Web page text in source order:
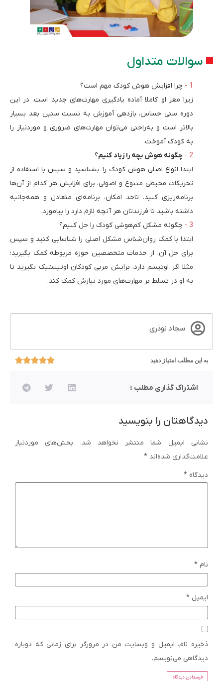
سوالات متداول
چرا افزایش هوش کودک مهم است؟
زیرا مغز او کاملا آماده یادگیری مهارت‌های جدید است. در این
دوره سنی حساس، بازدهی آموزش به نسبت سنین بعد بسیار
بالاتر است و به‌راحتی می‌توان مهارت‌های ضروری و موردنیاز را
به کودک آموخت.
چگونه هوش بچه را زیاد کنیم؟
ابتدا انواع اصلی هوش کودک را بشناسید و سپس با استفاده از
تحریکات محیطی متنوع و اصولی، برای افزایش هر کدام از آن‌ها
برنامه‌ریزی کنید. تاحد امکان، برنامه‌ای متعادل و همه‌جانبه
داشته باشید تا فرزندتان هر آنچه لازم دارد را بیاموزد.
چگونه مشکل کم‌هوشی کودک را حل کنیم؟
ابتدا با کمک روان‌شناس مشکل اصلی را شناسایی کنید و سپس
برای حل آن، از خدمات متخصصین حوزه مربوطه کمک بگیرید؛
مثلا اگر اوتیسم دارد، برایش مربی کودکان اوتیستیک بگیرید تا
به او در تسلط بر مهارت‌های مورد نیازش کمک کند.
سجاد نوذری
به این مطلب امتیاز دهید
اشتراک گذاری مطلب :
دیدگاهتان را بنویسید
نشانی ایمیل شما منتشر نخواهد شد.
بخش‌های موردنیاز
علامت‌گذاری شده‌اند *
دیدگاه *
نام *
ایمیل *
ذخیره نام، ایمیل و وبسایت من در مرورگر برای زمانی که دوباره
دیدگاهی می‌نویسم.